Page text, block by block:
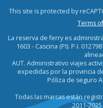
This site is protected by
Terms
La reserva de ferry es
1603 - Cascina (PI). P.I.
AUT. Administrativo viajes
expedidas por la provincia
Póliza de seguro
Todas las marcas están
2011-